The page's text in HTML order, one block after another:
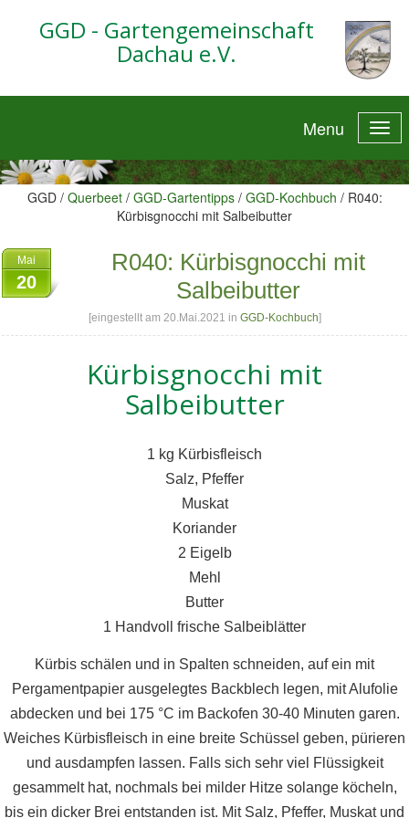
GGD - Gartengemeinschaft
Dachau e.V.
Menu
GGD / Querbeet / GGD-Gartentipps / GGD-Kochbuch / R040:
Kürbisgnocchi mit Salbeibutter
Mai
20
R040: Kürbisgnocchi mit
Salbeibutter
[eingestellt am 20.Mai.2021 in GGD-Kochbuch]
Kürbisgnocchi mit
Salbeibutter
1 kg Kürbisfleisch
Salz, Pfeffer
Muskat
Koriander
2 Eigelb
Mehl
Butter
1 Handvoll frische Salbeiblätter
Kürbis schälen und in Spalten schneiden, auf ein mit
Pergamentpapier ausgelegtes Backblech legen, mit Alufolie
abdecken und bei 175 °C im Backofen 30-40 Minuten garen.
Weiches Kürbisfleisch in eine breite Schüssel geben, pürieren
und ausdampfen lassen. Falls sich sehr viel Flüssigkeit
gesammelt hat, nochmals bei milder Hitze solange köcheln,
bis ein dicker Brei entstanden ist. Mit Salz, Pfeffer, Muskat und